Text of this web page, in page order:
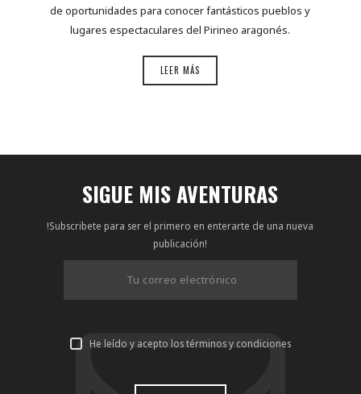
de oportunidades para conocer fantásticos pueblos y
lugares espectaculares del Pirineo aragonés.
LEER MÁS
SIGUE MIS AVENTURAS
!Subscribete para ser el primero en enterarte de una nueva
publicación!
He leído y acepto los términos y condiciones